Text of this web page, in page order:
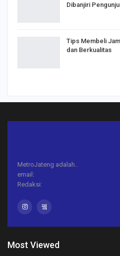
Dibanjiri
Tips Membeli Jam
dan Berkualitas
MetroJateng adalah..
email:
Redaksi:
Most Viewed